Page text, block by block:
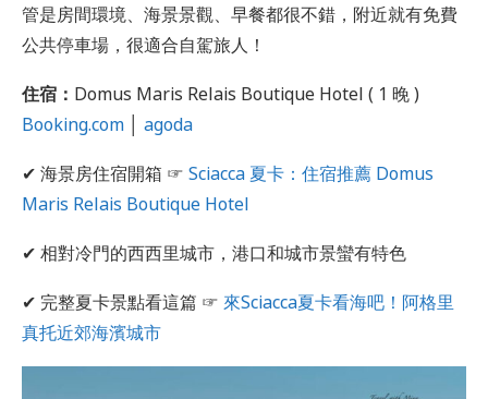
管是房間環境、海景景觀、早餐都很不錯，附近就有免費
公共停車場，很適合自駕旅人！
住宿： Domus Maris Relais Boutique Hotel ( 1 晚 )
Booking.com
agoda
✔ 海景房住宿開箱 ☞ Sciacca 夏卡：住宿推薦 Domus
Maris Relais Boutique Hotel
✔ 相對冷門的西西里城市，港口和城市景蠻有特色
✔ 完整夏卡景點看這篇 ☞ 來Sciacca夏卡看海吧！阿格里
真托近郊海濱城市